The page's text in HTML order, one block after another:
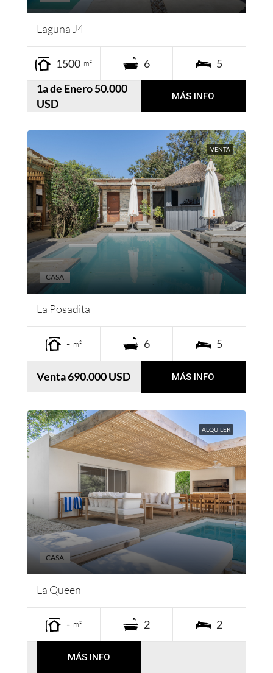
Laguna J4
1500 m² 6 5
1a de Enero 50.000
USD
MÁS INFO
VENTA
La Posadita
- m² 6 5
CASA
Venta 690.000 USD MÁS INFO
ALQUILER
La Queen
- m² 2 2
CASA
MÁS INFO